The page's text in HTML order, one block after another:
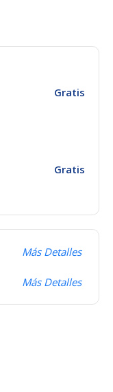
Gratis
Gratis
Más Detalles
Más Detalles